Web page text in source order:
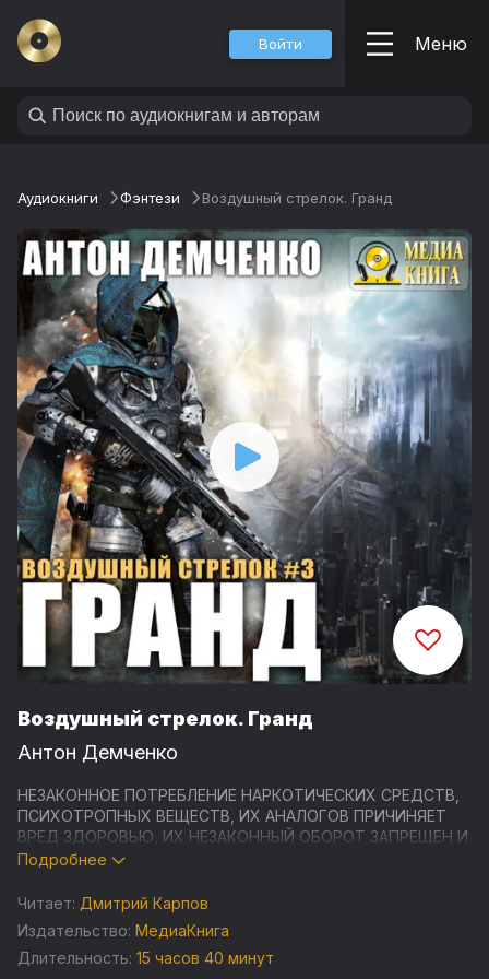
Войти Меню
Аудиокниги Фэнтези Воздушный стрелок. Гранд
Воздушный стрелок. Гранд
Антон Демченко
НЕЗАКОННОЕ ПОТРЕБЛЕНИЕ НАРКОТИЧЕСКИХ СРЕДСТВ,
ПСИХОТРОПНЫХ ВЕЩЕСТВ, ИХ АНАЛОГОВ ПРИЧИНЯЕТ
ВРЕД ЗДОРОВЬЮ, ИХ НЕЗАКОННЫЙ ОБОРОТ ЗАПРЕЩЕН И
ВЛЕЧЕТ УСТАНОВЛЕННУЮ ЗАКОНОДАТЕЛЬСТВОМ
Студия "МедиаКнига" представляет аудиокнигу
современного российского писателя-фантаста Антона
Демченко "Воздушный стрелок. Гранд" - третью в серии
Подробнее
Читает: Дмитрий Карпов
Издательство: МедиаКнига
Длительность: 15 часов 40 минут